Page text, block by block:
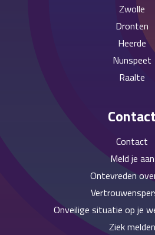
Zwolle
Dronten
Heerde
Nunspeet
Raalte
Contact
Contact
Meld je aan
Ontevreden
Onveilige situatie op je
Ziek melden